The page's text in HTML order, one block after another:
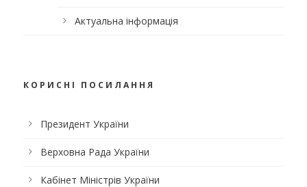
Актуальна інформація
КОРИСНІ ПОСИЛАННЯ
Президент України
Верховна Рада України
Кабінет Міністрів України